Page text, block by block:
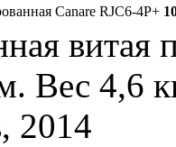
Canare RJC6-4P+
Вес 4,6
2014